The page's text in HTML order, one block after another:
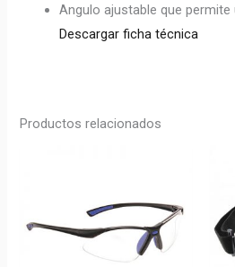
Angulo ajustable que
Descargar ficha técnica
Productos relacionados